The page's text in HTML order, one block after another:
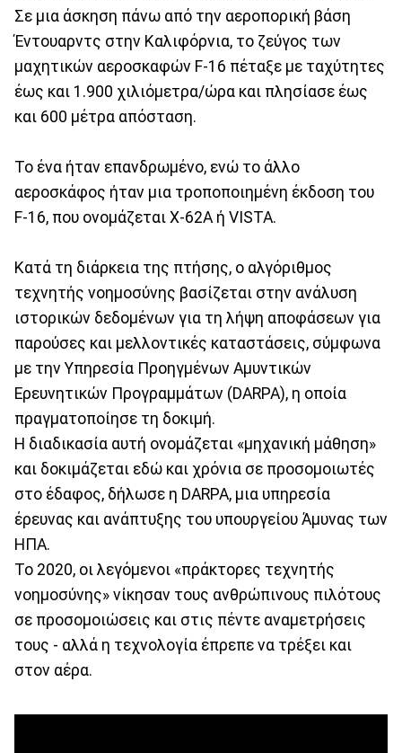
Σε μια άσκηση πάνω από την αεροπορική βάση
Έντουαρντς στην Καλιφόρνια, το ζεύγος των
μαχητικών αεροσκαφών F-16 πέταξε με ταχύτητες
έως και 1.900 χιλιόμετρα/ώρα και πλησίασε έως
και 600 μέτρα απόσταση.
Το ένα ήταν επανδρωμένο, ενώ το άλλο
αεροσκάφος ήταν μια τροποποιημένη έκδοση του
F-16, που ονομάζεται X-62A ή VISTA.
Κατά τη διάρκεια της πτήσης, ο αλγόριθμος
τεχνητής νοημοσύνης βασίζεται στην ανάλυση
ιστορικών δεδομένων για τη λήψη αποφάσεων για
παρούσες και μελλοντικές καταστάσεις, σύμφωνα
με την Υπηρεσία Προηγμένων Αμυντικών
Ερευνητικών Προγραμμάτων (DARPA), η οποία
πραγματοποίησε τη δοκιμή.
Η διαδικασία αυτή ονομάζεται «μηχανική μάθηση»
και δοκιμάζεται εδώ και χρόνια σε προσομοιωτές
στο έδαφος, δήλωσε η DARPA, μια υπηρεσία
έρευνας και ανάπτυξης του υπουργείου Άμυνας των
ΗΠΑ.
Το 2020, οι λεγόμενοι «πράκτορες τεχνητής
νοημοσύνης» νίκησαν τους ανθρώπινους πιλότους
σε προσομοιώσεις και στις πέντε αναμετρήσεις
τους - αλλά η τεχνολογία έπρεπε να τρέξει και
στον αέρα.